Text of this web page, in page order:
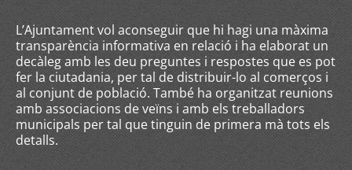
L’Ajuntament vol aconseguir que hi hagi una màxima
transparència informativa en relació i ha elaborat un
decàleg amb les deu preguntes i respostes que es pot
fer la ciutadania, per tal de distribuir-lo al comerços i
al conjunt de població. També ha organitzat reunions
amb associacions de veïns i amb els treballadors
municipals per tal que tinguin de primera mà tots els
detalls.